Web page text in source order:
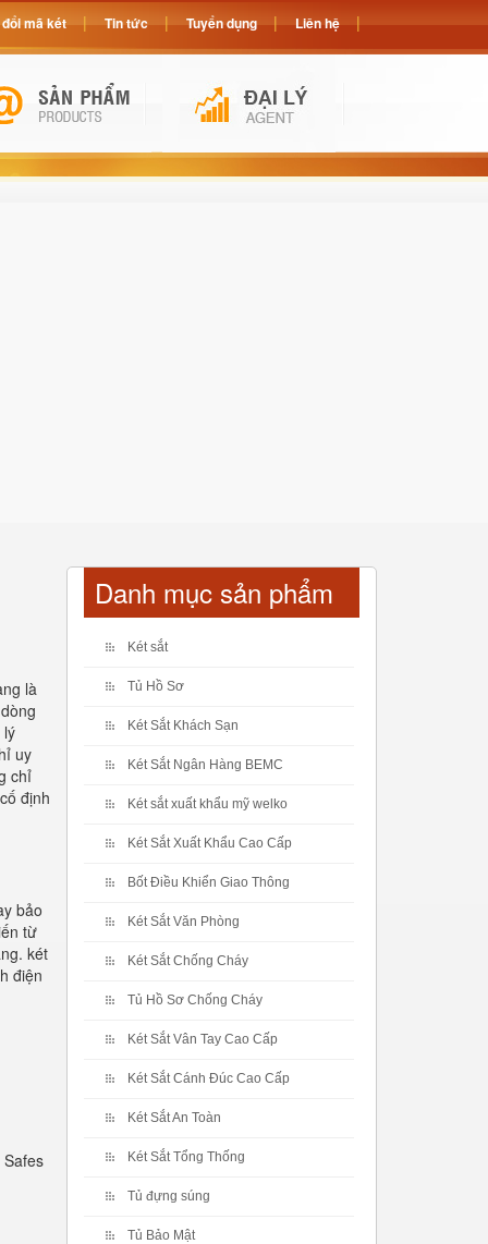
là
lý
uy
chỉ
định
bảo
từ
két
điện
Danh mục sản phẩm
Két sắt
Tủ Hồ Sơ
Két Sắt Khách Sạn
Két Sắt Ngân Hàng BEMC
Két sắt xuất khẩu mỹ welko
Két Sắt Xuất Khẩu Cao Cấp
Bốt Điều Khiển Giao Thông
Két Sắt Văn Phòng
Két Sắt Chống Cháy
Tủ Hồ Sơ Chống Cháy
Két Sắt Vân Tay Cao Cấp
Két Sắt Cánh Đúc Cao Cấp
Két Sắt An Toàn
Két Sắt Tổng Thống
Tủ đựng súng
Tủ Bảo Mật
mã két Tin tức Tuyển dụng Liên hệ